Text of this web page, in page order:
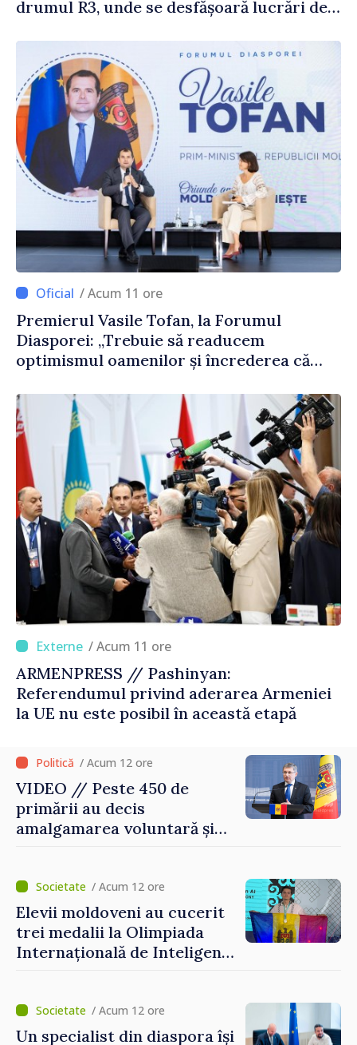
drumul R3, unde se desfășoară lucrări de
/ Acum 11 ore
Premierul Vasile Tofan, la Forumul
Diasporei: „Trebuie să readucem
optimismul oamenilor și încrederea că
corectă”
/ Acum 11 ore
ARMENPRESS // Pashinyan:
Referendumul privind aderarea Armeniei
la UE nu este posibil în această etapă
/ Acum 12 ore
VIDEO // Peste 450 de
primării au decis
amalgamarea voluntară și
Grosu: „Este important să
depășim blocajele și să dăm o
șansă localităților să se
dezvolte”
/ Acum 12 ore
Elevii moldoveni au cucerit
trei medalii la Olimpiada
Internațională de Inteligență
/ Acum 12 ore
Un specialist din diaspora își